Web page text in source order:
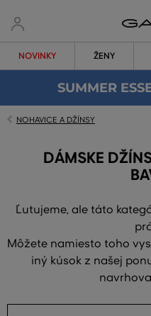
NOVINKY ŽENY
SUMMER
NOHAVICE A DŽÍNSY
DÁMSKE
Ľutujeme, ale táto
Môžete namiesto toho
iný kúsok z našej